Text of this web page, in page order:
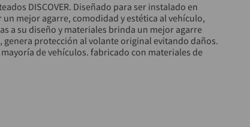
DISCOVER. Diseñado para ser instalado en
mejor agarre, comodidad y estética al vehículo,
a su diseño y materiales brinda un mejor agarre
genera protección al volante original evitando daños.
de vehículos. fabricado con materiales de